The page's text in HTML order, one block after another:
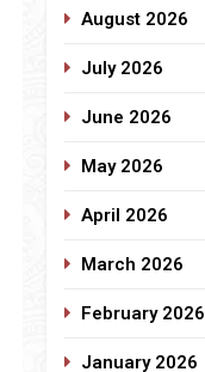
August 2026
July 2026
June 2026
May 2026
April 2026
March 2026
February 2026
January 2026